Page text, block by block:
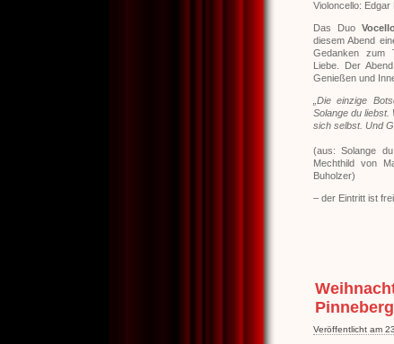
Violoncello: Edgar
Das Duo
diesem Abend
Gedanken zum
Liebe. Der
Genießen und
„Die einzige
Solange du liebst.
sich selbst. Und
(aus: Solange
Mechthild von
Buholzer)
– der Eintritt ist
Pinneberg
Veröffentlicht am